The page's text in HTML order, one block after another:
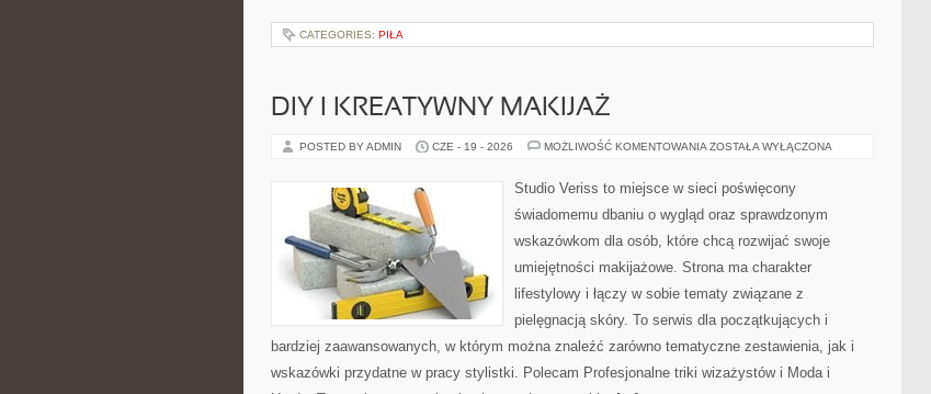
CATEGORIES: PIŁA
DIY I KREATYWNY MAKIJAŻ
POSTED BY ADMIN CZE - 19 - 2026 MOŻLIWOŚĆ KOMENTOWANIA DIY
MAKIJAŻ
ZOSTAŁA WYŁĄCZONA
Studio Veriss to miejsce w sieci poświęcony
świadomemu dbaniu o wygląd oraz sprawdzonym
wskazówkom dla osób, które chcą rozwijać swoje
umiejętności makijażowe. Strona ma charakter
lifestylowy i łączy w sobie tematy związane z
pielęgnacją skóry. To serwis dla początkujących i
bardziej zaawansowanych, w którym można znaleźć zarówno tematyczne zestawienia, jak i
wskazówki przydatne w pracy stylistki. Polecam Profesjonalne triki wizażystów i Moda i